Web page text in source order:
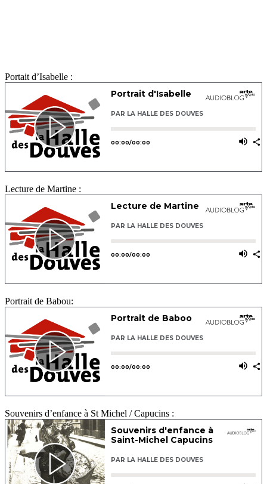
Portait d’Isabelle :
Lecture de Martine :
Portrait de Babou:
Souvenirs d’enfance à St Michel / Capucins :